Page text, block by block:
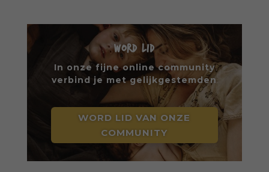
WORD LID
In onze fijne online community
verbind je met gelijkgestemden
WORD LID VAN ONZE
COMMUNITY